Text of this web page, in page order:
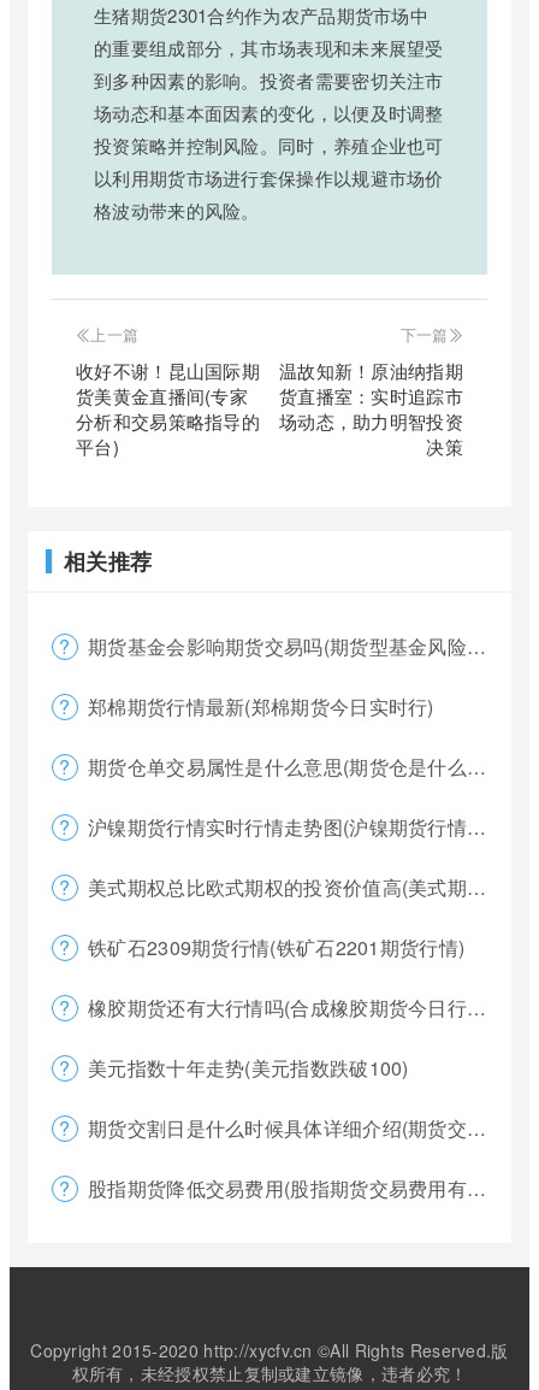
生猪期货2301合约作为农产品期货市场中
的重要组成部分，其市场表现和未来展望受
到多种因素的影响。投资者需要密切关注市
场动态和基本面因素的变化，以便及时调整
投资策略并控制风险。同时，养殖企业也可
以利用期货市场进行套保操作以规避市场价
格波动带来的风险。
上一篇
收好不谢！昆山国际期
货美黄金直播间(专家
分析和交易策略指导的
平台)
下一篇
温故知新！原油纳指期
货直播室：实时追踪市
场动态，助力明智投资
决策
相关推荐
期货基金会影响期货交易吗(期货型基金风险大吗)
郑棉期货行情最新(郑棉期货今日实时行)
期货仓单交易属性是什么意思(期货仓是什么意思)
沪镍期货行情实时行情走势图(沪镍期货行情价格)
美式期权总比欧式期权的投资价值高(美式期权和欧式期权哪个风险更大)
铁矿石2309期货行情(铁矿石2201期货行情)
橡胶期货还有大行情吗(合成橡胶期货今日行情)
美元指数十年走势(美元指数跌破100)
期货交割日是什么时候具体详细介绍(期货交割日一般是涨还是跌)
股指期货降低交易费用(股指期货交易费用有哪些)
Copyright 2015-2020 http://xycfv.cn ©All Rights Reserved.版
权所有，未经授权禁止复制或建立镜像，违者必究！